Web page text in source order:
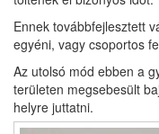
Ennek továbbfejlesztett
egyéni, vagy csoportos
Az utolsó mód ebben a
területen megsebesült
helyre juttatni.
Képek